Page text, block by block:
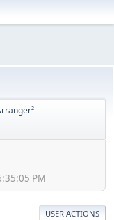
PM
USER ACTIONS